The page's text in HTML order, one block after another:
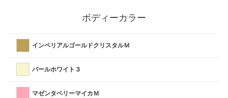
ボディーカラー
インペリアルゴールドクリスタルＭ
パールホワイト３
マゼンタベリーマイカＭ